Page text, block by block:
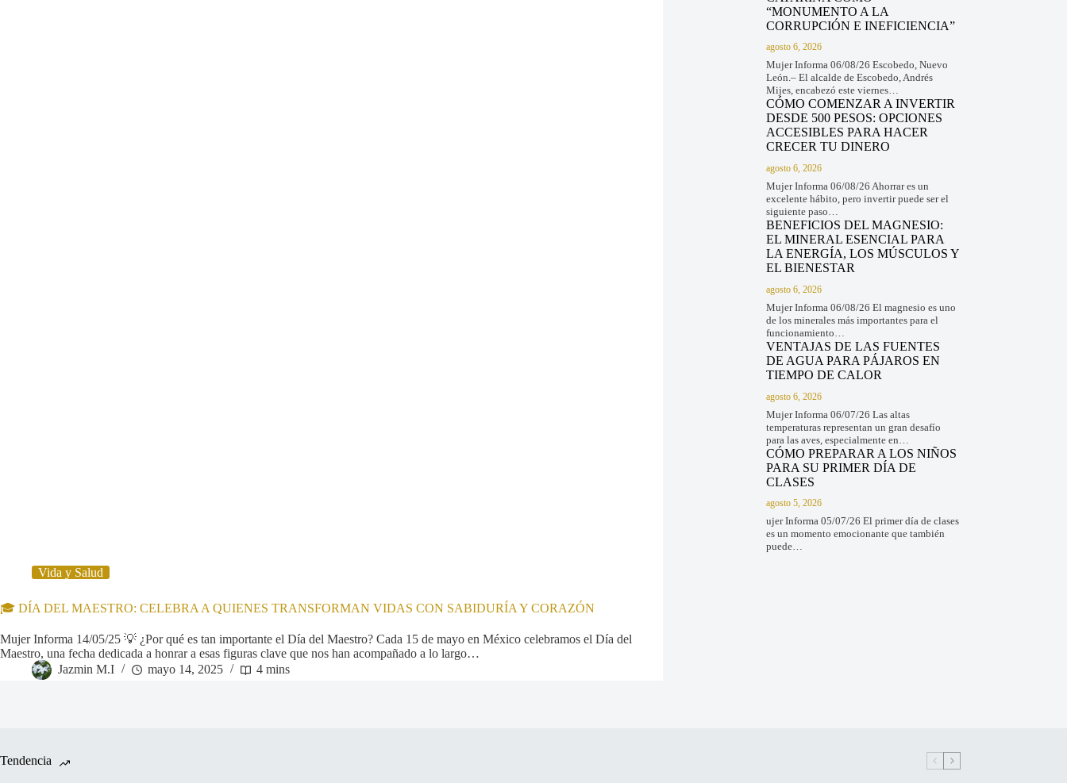
Vida y Salud
🎓 DÍA DEL MAESTRO: CELEBRA A QUIENES TRANSFORMAN VIDAS CON SABIDURÍA Y CORAZÓN
Mujer Informa 14/05/25 💡 ¿Por qué es tan importante el Día del Maestro? Cada 15 de mayo en México celebramos el Día del
Maestro, una fecha dedicada a honrar a esas figuras clave que nos han acompañado a lo largo…
Jazmin M.I
mayo 14, 2025 4 mins
“MONUMENTO A LA
CORRUPCIÓN E INEFICIENCIA”
agosto 6, 2026
Mujer Informa 06/08/26 Escobedo, Nuevo
León.– El alcalde de Escobedo, Andrés
Mijes, encabezó este viernes…
CÓMO COMENZAR A INVERTIR
DESDE 500 PESOS: OPCIONES
ACCESIBLES PARA HACER
CRECER TU DINERO
agosto 6, 2026
Mujer Informa 06/08/26 Ahorrar es un
excelente hábito, pero invertir puede ser el
siguiente paso…
BENEFICIOS DEL MAGNESIO:
EL MINERAL ESENCIAL PARA
LA ENERGÍA, LOS MÚSCULOS Y
EL BIENESTAR
agosto 6, 2026
Mujer Informa 06/08/26 El magnesio es uno
de los minerales más importantes para el
funcionamiento…
VENTAJAS DE LAS FUENTES
DE AGUA PARA PÁJAROS EN
TIEMPO DE CALOR
agosto 6, 2026
Mujer Informa 06/07/26 Las altas
temperaturas representan un gran desafío
para las aves, especialmente en…
CÓMO PREPARAR A LOS NIÑOS
PARA SU PRIMER DÍA DE
CLASES
agosto 5, 2026
ujer Informa 05/07/26 El primer día de clases
es un momento emocionante que también
puede…
Tendencia